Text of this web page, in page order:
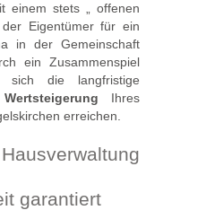
einem stets „ offenen
Eigentümer für ein
in der Gemeinschaft
ein Zusammenspiel
sich die langfristige
Wertsteigerung Ihres
erreichen.
garantiert